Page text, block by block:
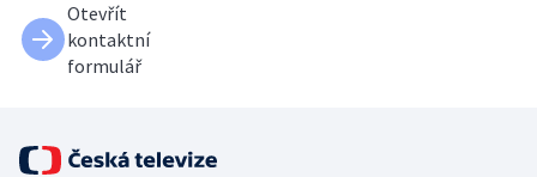
Otevřít
kontaktní
formulář